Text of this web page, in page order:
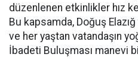
düzenlenen etkinlikler hız
Bu kapsamda, Doğuş
ve her yaştan vatandaşın
İbadeti Buluşması manevi